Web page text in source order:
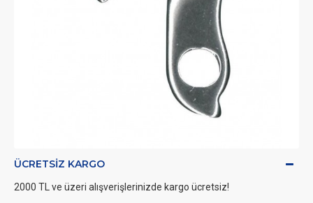
ÜCRETSIZ KARGO
2000 TL ve üzeri alışverişlerinizde kargo ücretsiz!